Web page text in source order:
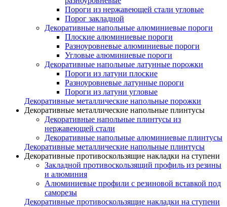
Пороги из нержавеющей стали угловые
Порог закладной
Декоративные напольные алюминиевые пороги
Плоские алюминиевые пороги
Разноуровневые алюминиевые пороги
Угловые алюминиевые пороги
Декоративные напольные латунные порожки
Пороги из латуни плоские
Разноуровневые латунные пороги
Пороги из латуни угловые
Декоративные металлические напольные порожки
Декоративные металлические напольные плинтусы
Декоративные напольные плинтусы из
нержавеющей стали
Декоративные напольные алюминиевые плинтусы
Декоративные металлические напольные плинтусы
Декоративные противоскользящие накладки на ступени
Закладной противоскользящий профиль из резины
и алюминия
Алюминиевые профили с резиновой вставкой под
саморезы
Декоративные противоскользящие накладки на ступени